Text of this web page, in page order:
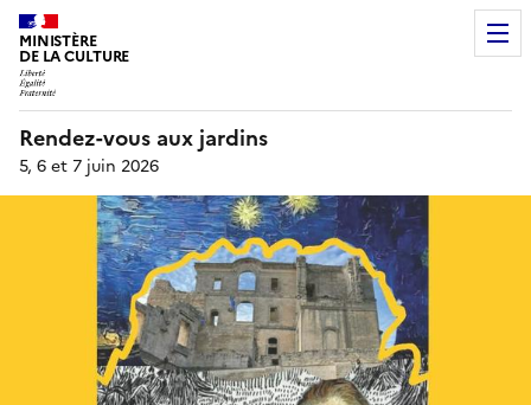
MINISTÈRE
DE LA CULTURE
Rendez-vous aux jardins
5, 6 et 7 juin 2026